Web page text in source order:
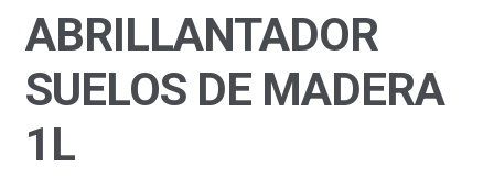
ABRILLANTADOR
SUELOS DE MADERA
1L